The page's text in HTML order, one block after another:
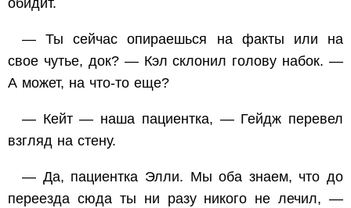
обидит.
— Ты сейчас опираешься на факты или на
свое чутье, док? — Кэл склонил голову набок. —
А может, на что-то еще?
— Кейт — наша пациентка, — Гейдж перевел
взгляд на стену.
— Да, пациентка Элли. Мы оба знаем, что до
переезда сюда ты ни разу никого не лечил, —